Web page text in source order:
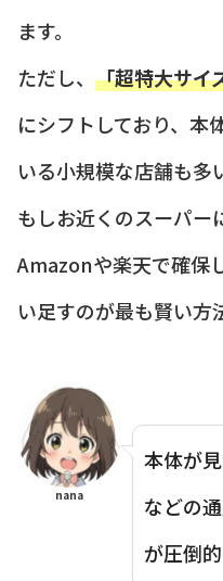
ます。
ただし、 「超特大サイ
にシフトしており、本
いる小規模な店舗も多
もしお近くのスーパー
Amazonや楽天で確保
い足すのが最も賢い方
nana
本体が
などの
が圧倒